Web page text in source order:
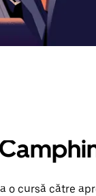
o cursă către